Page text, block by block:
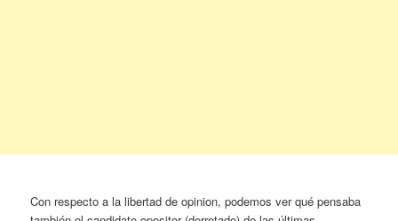
Con respecto a la libertad de opinion, podemos ver qué pensaba